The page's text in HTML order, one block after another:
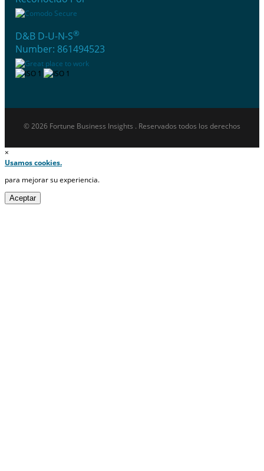
D&B D-U-N-S®
Number: 861494523
© 2026 Fortune Business Insights . Reservados todos los derechos
×
Usamos cookies.
para mejorar su experiencia.
Aceptar